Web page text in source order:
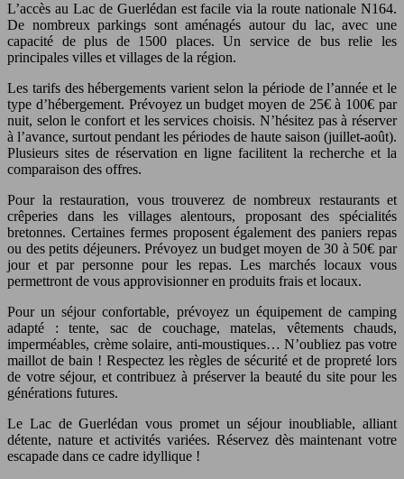
L’accès au Lac de Guerlédan est facile via la route nationale N164.
De nombreux parkings sont aménagés autour du lac, avec une
capacité de plus de 1500 places. Un service de bus relie les
principales villes et villages de la région.
Les tarifs des hébergements varient selon la période de l’année et le
type d’hébergement. Prévoyez un budget moyen de 25€ à 100€ par
nuit, selon le confort et les services choisis. N’hésitez pas à réserver
à l’avance, surtout pendant les périodes de haute saison (juillet-août).
Plusieurs sites de réservation en ligne facilitent la recherche et la
comparaison des offres.
Pour la restauration, vous trouverez de nombreux restaurants et
crêperies dans les villages alentours, proposant des spécialités
bretonnes. Certaines fermes proposent également des paniers repas
ou des petits déjeuners. Prévoyez un budget moyen de 30 à 50€ par
jour et par personne pour les repas. Les marchés locaux vous
permettront de vous approvisionner en produits frais et locaux.
Pour un séjour confortable, prévoyez un équipement de camping
adapté : tente, sac de couchage, matelas, vêtements chauds,
imperméables, crème solaire, anti-moustiques… N’oubliez pas votre
maillot de bain ! Respectez les règles de sécurité et de propreté lors
de votre séjour, et contribuez à préserver la beauté du site pour les
générations futures.
Le Lac de Guerlédan vous promet un séjour inoubliable, alliant
détente, nature et activités variées. Réservez dès maintenant votre
escapade dans ce cadre idyllique !